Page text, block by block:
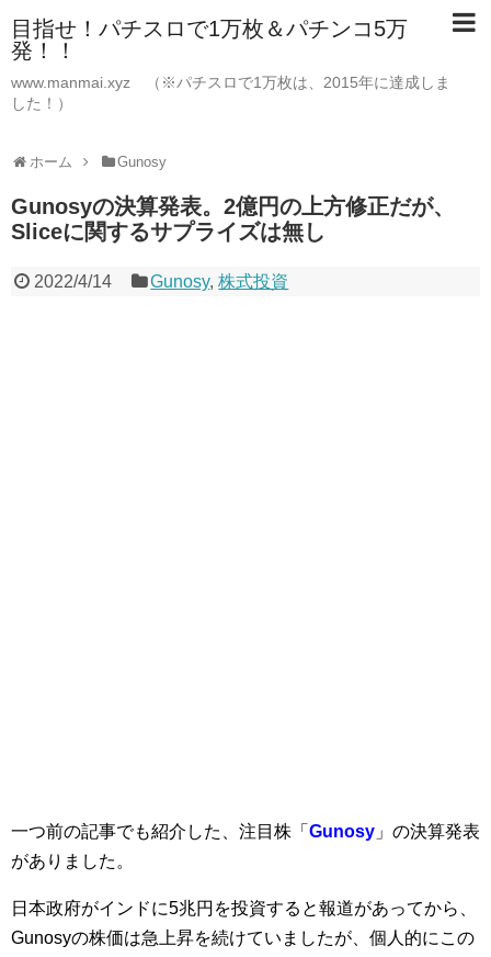
目指せ！パチスロで1万枚＆パチンコ5万
発！！
www.manmai.xyz （※パチスロで1万枚は、2015年に達成しま
した！）
ホーム Gunosy
Gunosyの決算発表。2億円の上方修正だが、
Sliceに関するサプライズは無し
2022/4/14 Gunosy,株式投資
一つ前の記事でも紹介した、注目株「 Gunosy 」の決算発表
がありました。
日本政府がインドに5兆円を投資すると報道があってから、
Gunosyの株価は急上昇を続けていましたが、個人的にこの